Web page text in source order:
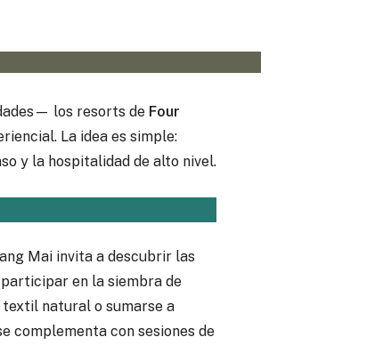
los resorts de Four
La idea es simple:
y la hospitalidad de alto nivel.
Mai invita a descubrir las
en la siembra de
natural o sumarse a
complementa con sesiones de